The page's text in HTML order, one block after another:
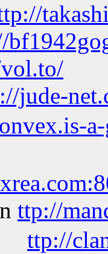
jude-
ttp://
ttp://